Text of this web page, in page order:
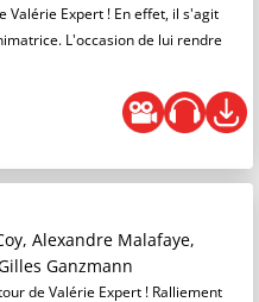
Valérie Expert ! En effet, il s'agit
L'occasion de lui rendre
Alexandre Malafaye,
Ganzmann
de Valérie Expert ! Ralliement